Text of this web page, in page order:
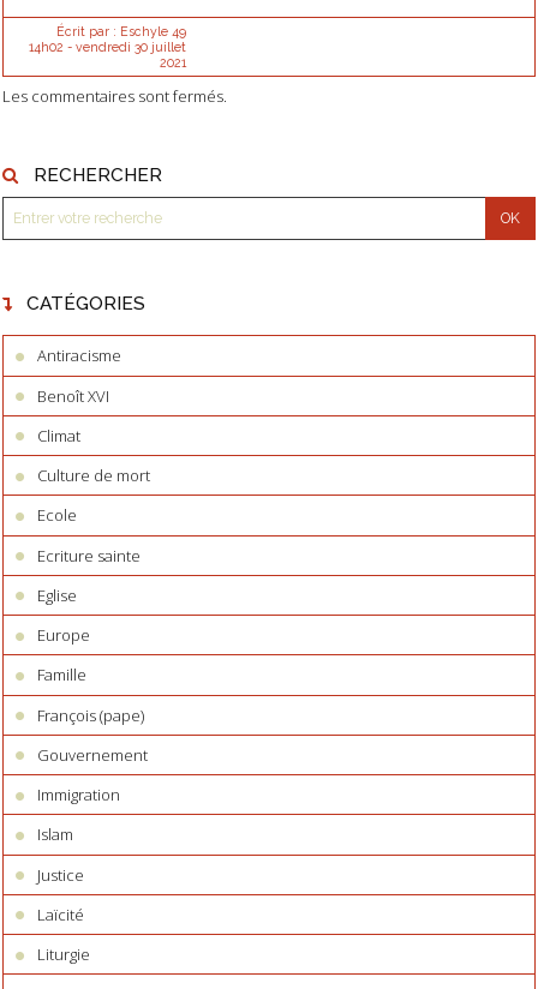
RECHERCHER
CATÉGORIES
Antiracisme
Benoît XVI
Climat
Culture de mort
Ecole
Ecriture sainte
Eglise
Europe
Famille
François (pape)
Gouvernement
Immigration
Islam
Justice
Laïcité
Liturgie
Écrit par : Eschyle 49
14h02 - vendredi 30 juillet
2021
Les commentaires sont fermés.